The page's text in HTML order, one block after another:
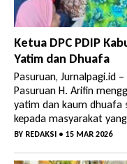
Ketua DPC PDIP
Yatim dan Dhuafa
Pasuruan, Jurnalpagi.id
Pasuruan H. Arifin
yatim dan kaum dhuafa
kepada masyarakat
BY REDAKSI • 15 MAR 2026